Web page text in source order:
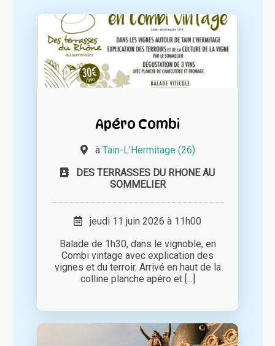
Apéro Combi
à Tain-L'Hermitage (26)
DES TERRASSES DU RHONE AU
SOMMELIER
jeudi 11 juin 2026 à 11h00
Balade de 1h30, dans le vignoble, en
Combi vintage avec explication des
vignes et du terroir. Arrivé en haut de la
colline planche apéro et [...]